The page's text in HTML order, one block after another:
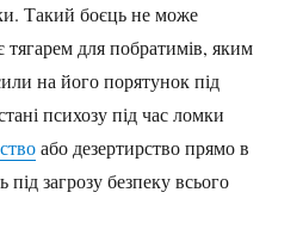
Такий боєць не може
тягарем для побратимів, яким
на його порятунок під
психозу під час ломки
або дезертирство прямо в
загрозу безпеку всього